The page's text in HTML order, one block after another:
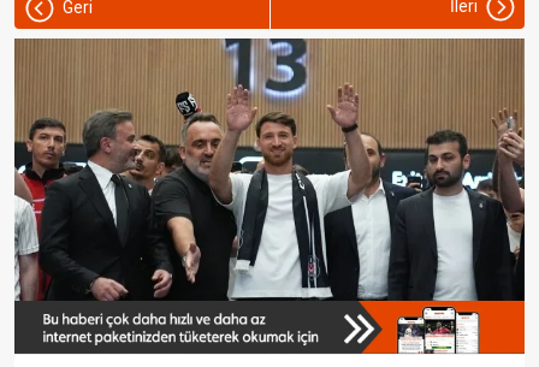
Geri İleri